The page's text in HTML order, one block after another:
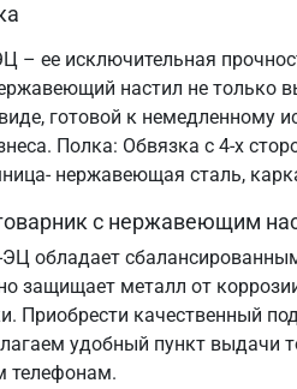
– ее исключительная
настил не только
готовой к
Полка: Обвязка с 4-х
нержавеющая сталь,
с нержавеющим
обладает
защищает металл от
Приобрести качественный
удобный пункт
телефонам.